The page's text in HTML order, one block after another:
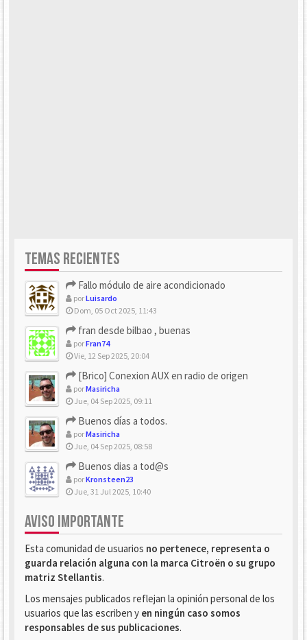
TEMAS RECIENTES
Fallo módulo de aire acondicionado
porLuisardo
Dom, 05 Oct 2025, 11:43
fran desde bilbao , buenas
porFran74
Vie, 12 Sep 2025, 20:04
[Brico] Conexion AUX en radio de origen
porMasiricha
Jue, 04 Sep 2025, 09:11
Buenos días a todos.
porMasiricha
Jue, 04 Sep 2025, 08:58
Buenos dias a tod@s
porKronsteen23
Jue, 31 Jul 2025, 10:40
AVISO IMPORTANTE
Esta comunidad de usuarios no pertenece, representa o
guarda relación alguna con la marca Citroën o su grupo
matriz Stellantis.
Los mensajes publicados reflejan la opinión personal de los
usuarios que las escriben y en ningún caso somos
responsables de sus publicaciones.